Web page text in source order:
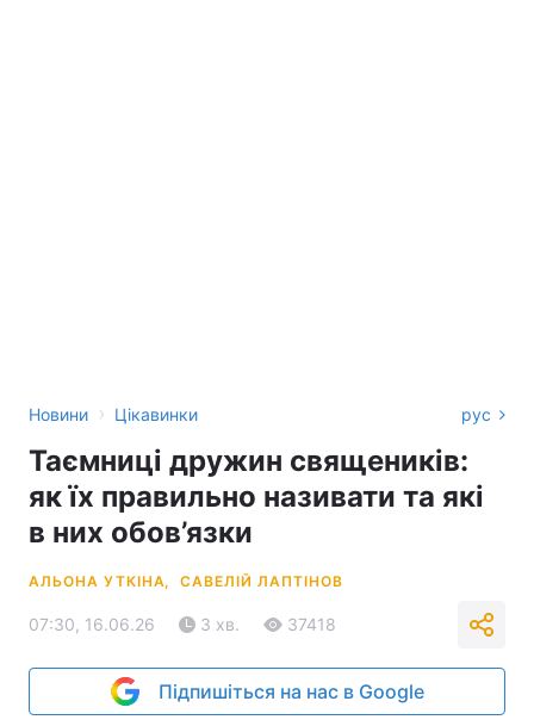
Новини › Цікавинки рус
Таємниці дружин священиків:
як їх правильно називати та які
в них обов’язки
АЛЬОНА УТКІНА, САВЕЛІЙ ЛАПТІНОВ
07:30, 16.06.26 3 хв. 37418
Підпишіться на нас в Google